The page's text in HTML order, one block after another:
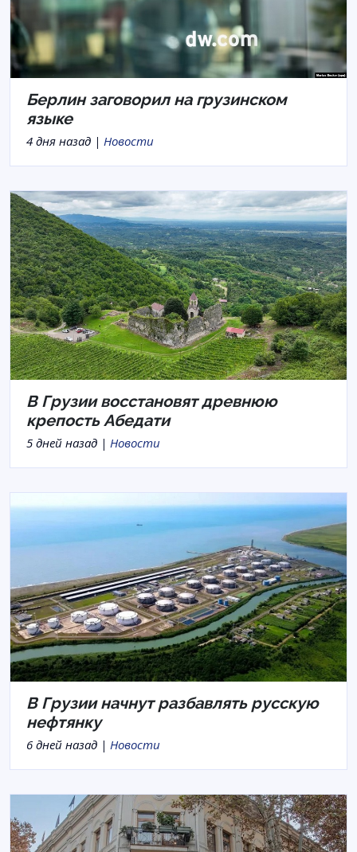
Берлин заговорил на грузинском
языке
4 дня назад | Новости
В Грузии восстановят древнюю
крепость Абедати
5 дней назад | Новости
В Грузии начнут разбавлять русскую
нефтянку
6 дней назад | Новости